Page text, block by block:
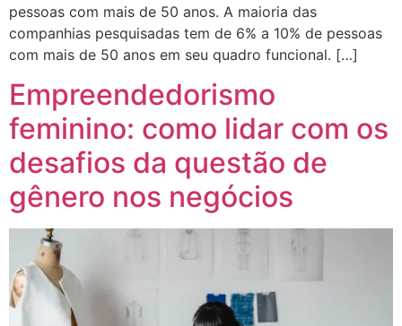
pessoas com mais de 50 anos. A maioria das
companhias pesquisadas tem de 6% a 10% de pessoas
com mais de 50 anos em seu quadro funcional. […]
Empreendedorismo
feminino: como lidar com os
desafios da questão de
gênero nos negócios